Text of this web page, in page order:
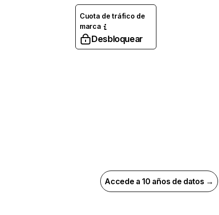
Cuota de tráfico de
marca
Desbloquear
Accede a 10 años de datos →